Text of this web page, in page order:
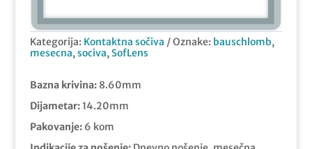
Kategorija: Kontaktna sočiva Oznake: bauschlomb,
mesecna,sociva,SofLens
Bazna krivina: 8.60mm
Dijametar:14.20mm
Pakovanje:6 kom